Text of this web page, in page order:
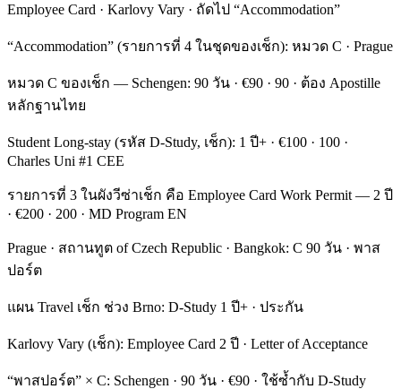
Employee Card · Karlovy Vary · ถัดไป “Accommodation”
“Accommodation” (รายการที่ 4 ในชุดของเช็ก): หมวด C · Prague
หมวด C ของเช็ก — Schengen: 90 วัน · €90 · 90 · ต้อง Apostille
หลักฐานไทย
Student Long-stay (รหัส D-Study, เช็ก): 1 ปี+ · €100 · 100 ·
Charles Uni #1 CEE
รายการที่ 3 ในผังวีซ่าเช็ก คือ Employee Card Work Permit — 2 ปี
· €200 · 200 · MD Program EN
Prague · สถานทูต of Czech Republic · Bangkok: C 90 วัน · พาส
ปอร์ต
แผน Travel เช็ก ช่วง Brno: D-Study 1 ปี+ · ประกัน
Karlovy Vary (เช็ก): Employee Card 2 ปี · Letter of Acceptance
“พาสปอร์ต” × C: Schengen · 90 วัน · €90 · ใช้ซ้ำกับ D-Study